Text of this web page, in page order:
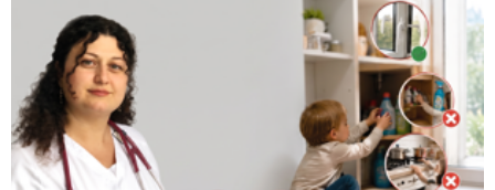
კატეგორიის ყველა სიახლე